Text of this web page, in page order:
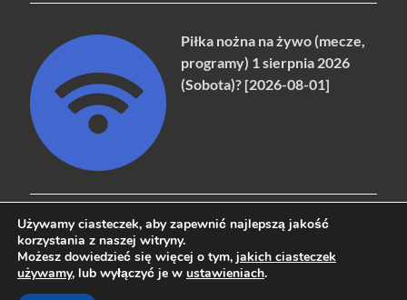
Piłka nożna na żywo (mecze,
programy) 1 sierpnia 2026
(Sobota)? [2026-08-01]
Copyright © 2026naziemna.info - Telewizja cyfrowa, Radio,
Używamy ciasteczek, aby zapewnić najlepszą jakość
korzystania z naszej witryny.
Możesz dowiedzieć się więcej o tym, jakich ciasteczek
używamy, lub wyłączyć je w ustawieniach.